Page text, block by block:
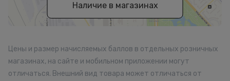
Наличие в магазинах
Цены и размер начисляемых баллов в отдельных розничных
магазинах, на сайте и мобильном приложении могут
отличаться. Внешний вид товара может отличаться от